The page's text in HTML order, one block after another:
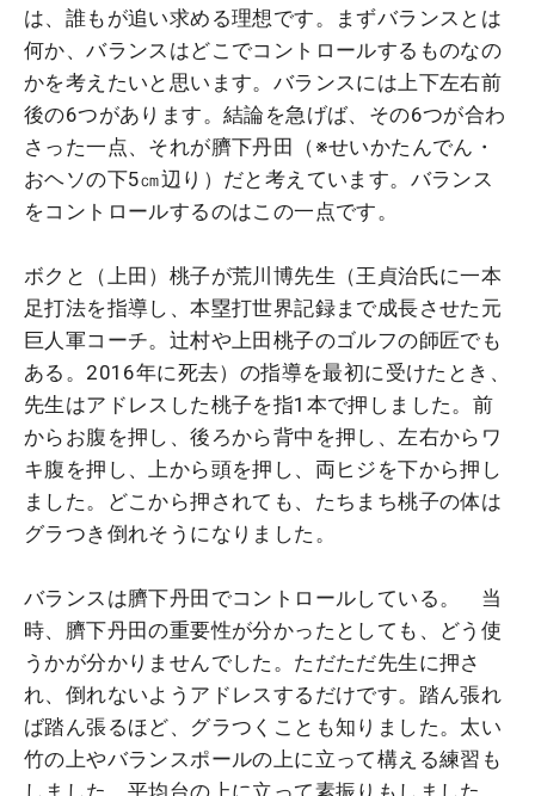
は、誰もが追い求める理想です。まずバランスとは
何か、バランスはどこでコントロールするものなの
かを考えたいと思います。バランスには上下左右前
後の6つがあります。結論を急げば、その6つが合わ
さった一点、それが臍下丹田（※せいかたんでん・
おヘソの下5㎝辺り）だと考えています。バランス
をコントロールするのはこの一点です。
ボクと（上田）桃子が荒川博先生（王貞治氏に一本
足打法を指導し、本塁打世界記録まで成長させた元
巨人軍コーチ。辻村や上田桃子のゴルフの師匠でも
ある。2016年に死去）の指導を最初に受けたとき、
先生はアドレスした桃子を指1本で押しました。前
からお腹を押し、後ろから背中を押し、左右からワ
キ腹を押し、上から頭を押し、両ヒジを下から押し
ました。どこから押されても、たちまち桃子の体は
グラつき倒れそうになりました。
バランスは臍下丹田でコントロールしている。 当
時、臍下丹田の重要性が分かったとしても、どう使
うかが分かりませんでした。ただただ先生に押さ
れ、倒れないようアドレスするだけです。踏ん張れ
ば踏ん張るほど、グラつくことも知りました。太い
竹の上やバランスポールの上に立って構える練習も